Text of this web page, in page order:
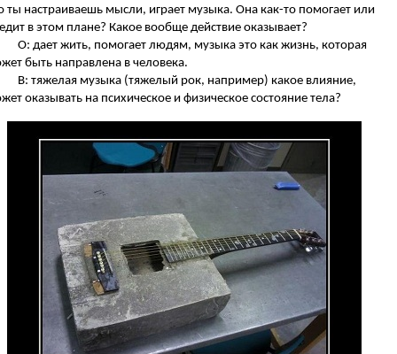
ты настраиваешь мысли, играет музыка. Она как-то помогает или
в этом плане? Какое вообще действие оказывает?
О: дает жить, помогает людям, музыка это как жизнь, которая
быть направлена в человека.
В: тяжелая музыка (тяжелый рок, например) какое влияние,
оказывать на психическое и физическое состояние тела?